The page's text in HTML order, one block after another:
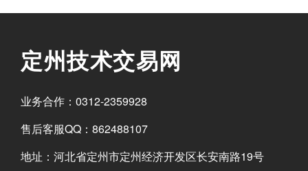
定州技术交易网
业务合作：0312-2359928
售后客服QQ：862488107
地址：河北省定州市定州经济开发区长安南路19号